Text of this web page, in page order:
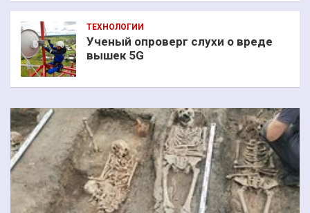
ТЕХНОЛОГИИ
Ученый опроверг слухи о вреде
вышек 5G